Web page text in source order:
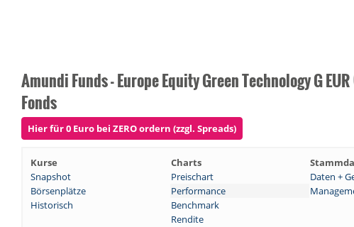
Amundi Funds - Europe Equity Green Technology G
Fonds
Hier für 0 Euro bei ZERO ordern (zzgl. Spreads)
Kurse Charts
Snapshot
Preischart Daten +
Börsenplätze
Performance
Historisch
Benchmark
Rendite